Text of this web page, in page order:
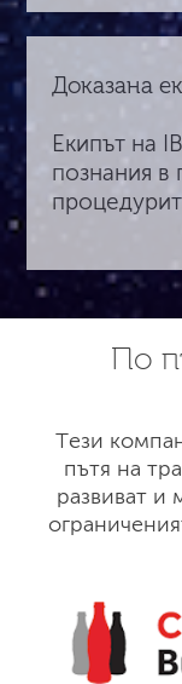
Доказана
Екипът на
познания в
По
Тези
пътя на
развиват и